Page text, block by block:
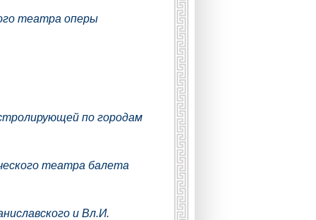
театра оперы
по городам
театра балета
и Вл.И.